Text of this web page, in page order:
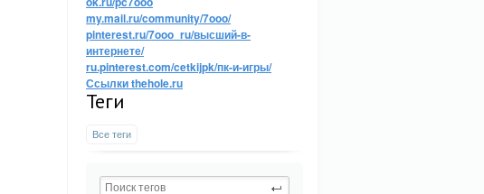
my.mail.ru/community/7ooo/
pinterest.ru/7ooo_ru/высший-в-
интернете/
ru.pinterest.com/cetkijpk/пк-и-игры/
Ссылки thehole.ru
Теги
Все теги